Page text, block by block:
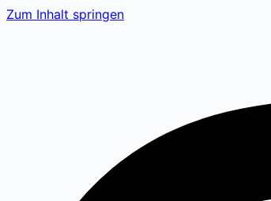
Zum Inhalt springen